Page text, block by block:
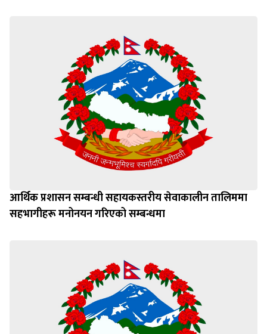
आर्थिक प्रशासन सम्बन्धी सहायकस्तरीय सेवाकालीन तालिममा
सहभागीहरू मनोनयन गरिएको सम्बन्धमा